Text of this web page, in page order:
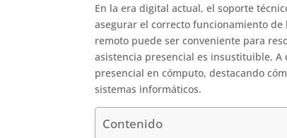
En la era digital actual, el soporte
asegurar el correcto funcionamiento
remoto puede ser conveniente para
asistencia presencial es insustituible.
presencial en cómputo, destacando
sistemas informáticos.
Contenido